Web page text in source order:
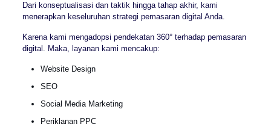
Dari konseptualisasi dan taktik hingga tahap akhir, kami
menerapkan keseluruhan strategi pemasaran digital Anda.
Karena kami mengadopsi pendekatan 360° terhadap pemasaran
digital. Maka, layanan kami mencakup:
Website Design
SEO
Social Media Marketing
Periklanan PPC